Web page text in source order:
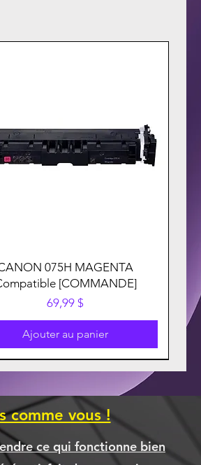
075H MAGENTA
[COMMANDE]
Prix
69,99 $
Ajouter au panier
comme vous !
ce qui fonctionne bien